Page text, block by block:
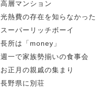
高層マンション
光熱費の存在を知らなかった
スーパーリッチボーイ
長所は「money」
週一で家族勢揃いの食事会
お正月の親戚の集まり
長野県に別荘